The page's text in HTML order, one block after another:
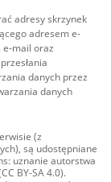
adresy skrzynek
adresem e-
e-mail oraz
danych przez
danych
(z
są udostępniane
uznanie autorstwa
BY-SA 4.0).